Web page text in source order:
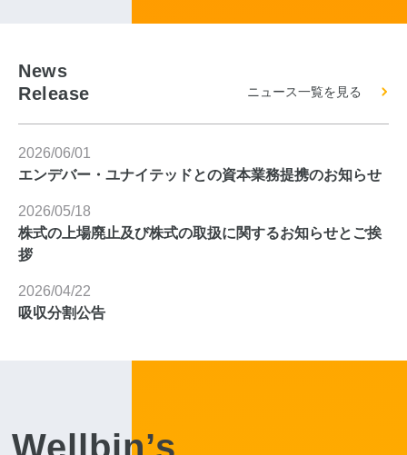
News
Release
ニュース一覧を見る
2026/06/01
エンデバー・ユナイテッドとの資本業務提携のお知らせ
2026/05/18
株式の上場廃止及び株式の取扱に関するお知らせとご挨
拶
2026/04/22
吸収分割公告
Wellbin’s